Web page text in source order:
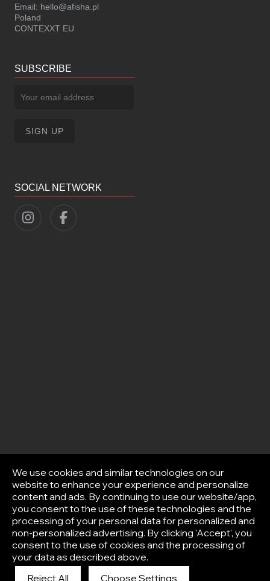
Email: hello@afisha.pl
Poland
CONTEXXT EU
SUBSCRIBE
SOCIAL NETWORK
We use cookies and similar technologies on our
website to enhance your experience and personalize
content and ads. By continuing to use our website/app,
you consent to the use of these technologies and the
processing of your personal data for personalized and
non-personalized advertising. By clicking 'Accept', you
consent to the use of cookies and the processing of
your data as described above.
Reject All
Choose Settings